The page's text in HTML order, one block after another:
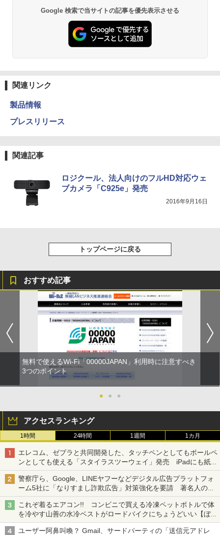
Google 検索で当サイトの記事を優先表示させる
関連リンク
製品情報
プレスリリース
関連記事
ロジクール、法人向けのフルHD対応ウェ
ブカメラ「C925e」発売
2016年9月16日
トップページに戻る
おすすめ記事
無料で使えるWi-Fi「00000JAPAN」利用時に注意すべき
3つのポイント
● ● ●
アクセスランキング
1時間 24時間 1週間 1カ月
エレコム、ゼブラと共同開発した、タッチペンとしてもボールペ
ンとしても使える「スタイラスツーウェイ」発売 iPadにも紙に
も、持ち替えずに書き込める
警察庁ら、Google、LINEヤフーなどデジタル広告プラットフォ
ーム5社に「なりすまし詐欺広告」対策強化を要請 著名人の写
真や映像を使った投資詐欺などへの対策として
これぞ着るエアコン!! コンビニで買える冷凍ペットボトルで体
を冷やす山善の水冷ベストがロードバイクにちょうどいい【ぼっ
ち・ざ・ろーど！その14】【空いた時間でなにしてる？】
ユーザー阿鼻叫喚？ Gmail、サードパーティの「送信元アドレ